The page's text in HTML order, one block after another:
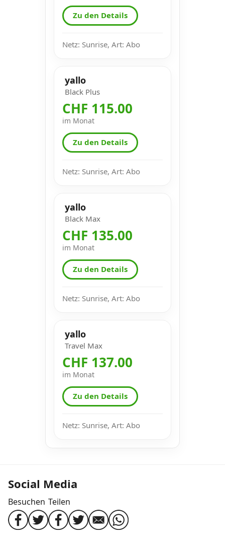
Zu den Details
Netz: Sunrise, Art: Abo
yallo
Black Plus
CHF 115.00
im Monat
Zu den Details
Netz: Sunrise, Art: Abo
yallo
Black Max
CHF 135.00
im Monat
Zu den Details
Netz: Sunrise, Art: Abo
yallo
Travel Max
CHF 137.00
im Monat
Zu den Details
Netz: Sunrise, Art: Abo
Social Media
Besuchen Teilen